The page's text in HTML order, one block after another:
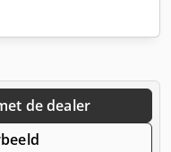
de dealer